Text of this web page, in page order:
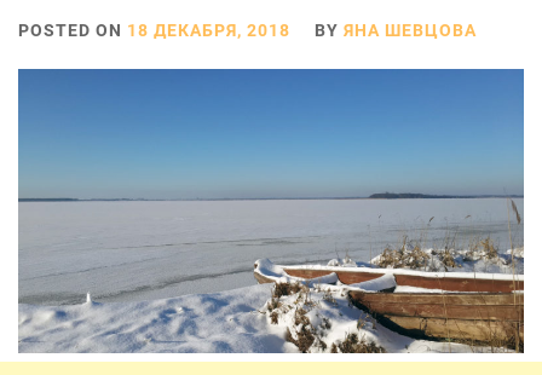
POSTED ON 18 ДЕКАБРЯ, 2018 BY ЯНА ШЕВЦОВА